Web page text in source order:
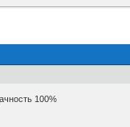
100%